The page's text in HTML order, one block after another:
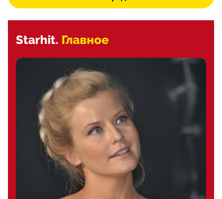
Starhit. Главное